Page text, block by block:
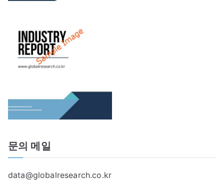
문의 메일
data@globalresearch.co.kr